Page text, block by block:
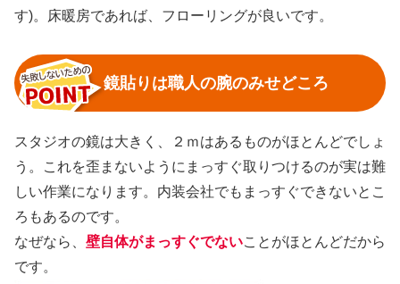
す)。床暖房であれば、フローリングが良いです。
鏡貼りは職人の腕のみせどころ
スタジオの鏡は大きく、２ｍはあるものがほとんどでしょ
う。これを歪まないようにまっすぐ取りつけるのが実は難
しい作業になります。内装会社でもまっすぐできないとこ
ろもあるのです。
なぜなら、 壁自体がまっすぐでないことがほとんどだから
です。